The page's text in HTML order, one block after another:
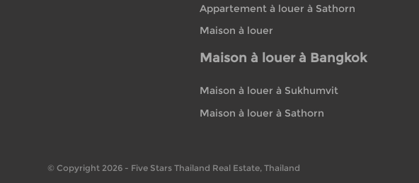
Appartement à louer à Sathorn
Maison à louer
Maison à louer à Bangkok
Maison à louer à Sukhumvit
Maison à louer à Sathorn
© Copyright 2026 - Five Stars Thailand Real Estate, Thailand